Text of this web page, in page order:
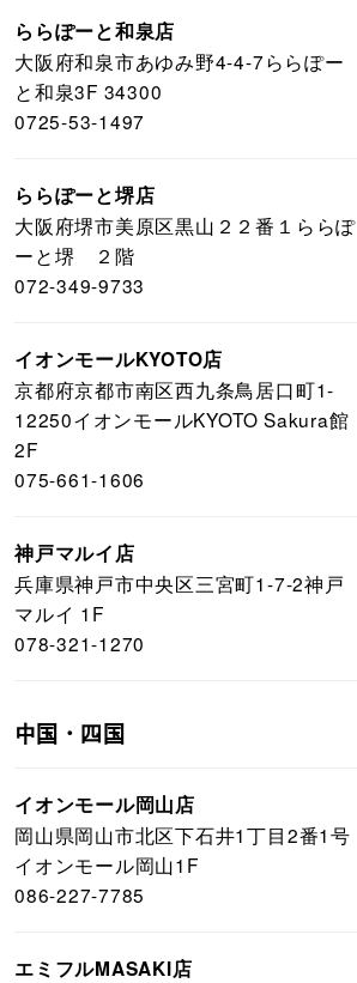
ららぽーと和泉店
大阪府和泉市あゆみ野4-4-7ららぽー
と和泉3F 34300
0725-53-1497
ららぽーと堺店
大阪府堺市美原区黒山２２番１ららぽ
ーと堺 ２階
072-349-9733
イオンモールKYOTO店
京都府京都市南区西九条鳥居口町1-
12250イオンモールKYOTO Sakura館
2F
075-661-1606
神戸マルイ店
兵庫県神戸市中央区三宮町1-7-2神戸
マルイ 1F
078-321-1270
中国・四国
イオンモール岡山店
岡山県岡山市北区下石井1丁目2番1号
イオンモール岡山1F
086-227-7785
エミフルMASAKI店